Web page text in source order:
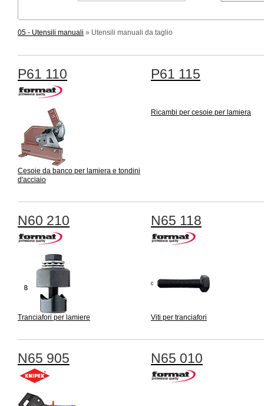
05 - Utensili manuali » Utensili manuali da taglio
P61 110
Cesoie da banco per lamiera e tondini
d'acciaio
P61 115
Ricambi per cesoie per lamiera
N60 210
Tranciafori per lamiere
N65 118
Viti per tranciafori
N65 905 N65 010